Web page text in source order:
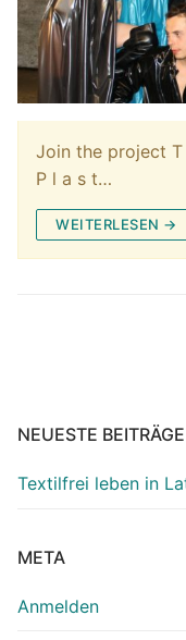
Join the project T
P l a s t…
WEITERLESEN →
NEUESTE BEITRÄGE
Textilfrei leben in
META
Anmelden